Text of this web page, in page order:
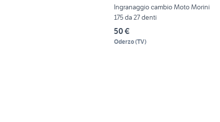
Ingranaggio cambio Moto Morini
175 da 27 denti
50 €
Oderzo(TV)